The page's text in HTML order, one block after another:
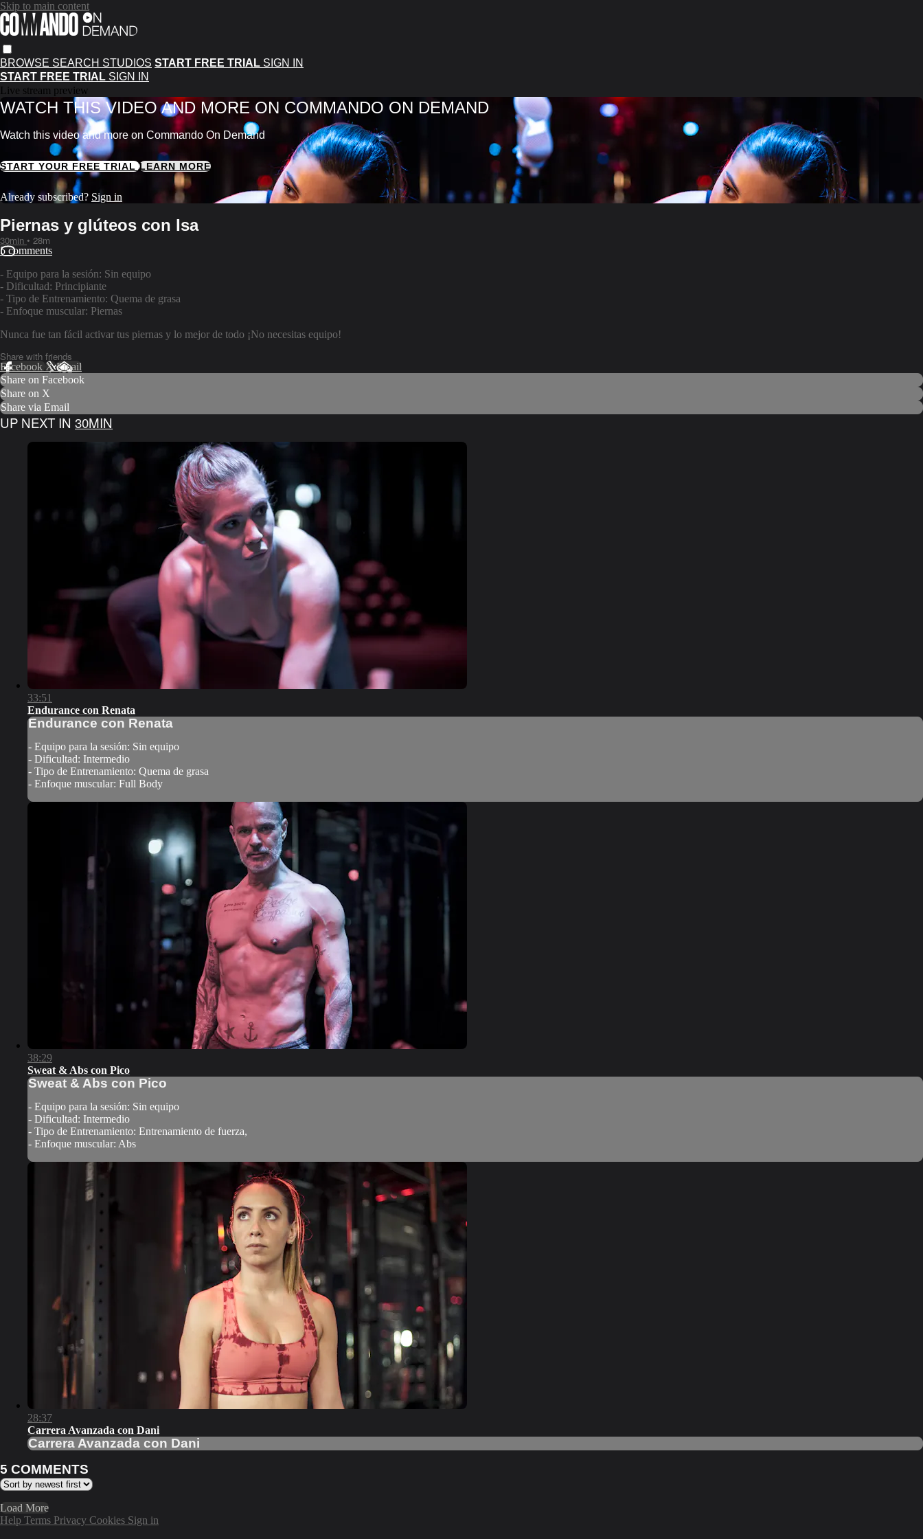
Skip to main content
BROWSE SEARCH STUDIOS START FREE TRIAL SIGN IN
START FREE TRIAL SIGN IN
Live stream preview
WATCH THIS VIDEO AND MORE ON COMMANDO ON DEMAND
Watch this video and more on Commando On Demand
START YOUR FREE TRIALLEARN MORE
Already subscribed? Sign in
Piernas y glúteos con Isa
30min • 28m
5 comments
- Equipo para la sesión: Sin equipo
- Dificultad: Principiante
- Tipo de Entrenamiento: Quema de grasa
- Enfoque muscular: Piernas
Nunca fue tan fácil activar tus piernas y lo mejor de todo ¡No necesitas equipo!
Share with friends
Facebook XEmail
Share on Facebook
Share on X
Share via Email
UP NEXT IN 30MIN
33:51
Endurance con Renata
Endurance con Renata
- Equipo para la sesión: Sin equipo
- Dificultad: Intermedio
- Tipo de Entrenamiento: Quema de grasa
- Enfoque muscular: Full Body
38:29
Sweat & Abs con Pico
Sweat & Abs con Pico
- Equipo para la sesión: Sin equipo
- Dificultad: Intermedio
- Tipo de Entrenamiento: Entrenamiento de fuerza,
- Enfoque muscular: Abs
28:37
Carrera Avanzada con Dani
Carrera Avanzada con Dani
5 COMMENTS
Load More
Help Terms Privacy Cookies Sign in